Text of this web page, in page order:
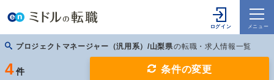
プロジェクトマネージャー（汎用系）/山梨県の転職・求人情報一覧
4 件 条件の変更